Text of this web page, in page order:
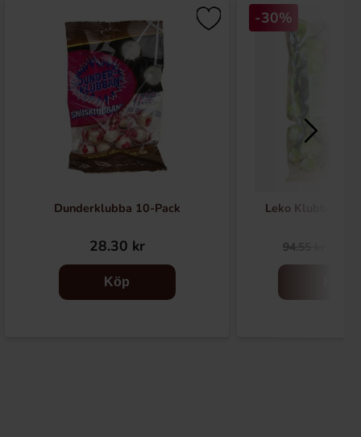
Dunderklubba 10-Pack
28.30 kr
Köp
-30%
Leko Klubbor
94.55 kr